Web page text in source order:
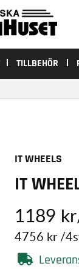
TILLBEHÖR
IT WHEELS
IT
4756 kr /
1189 kr